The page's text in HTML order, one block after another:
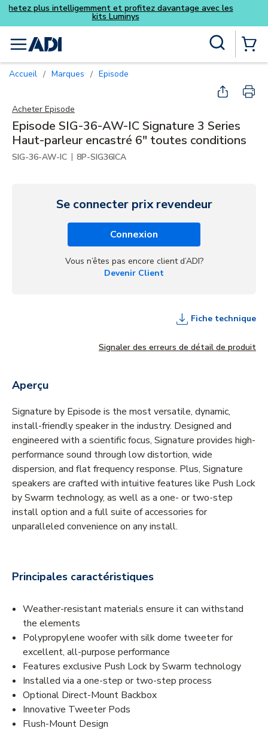
Skip to main content
Achetez plus intelligemment et
menu
Accueil / Marques / Episode
Acheter Episode
Episode SIG-36-AW-IC Signature 3 Series
Haut-parleur encastré 6" toutes conditions
SIG-36-AW-IC | 8P-SIG36ICA
Se connecter prix revendeur
Connexion
Vous n’êtes pas encore client d’ADI?
Devenir Client
Fiche technique
Signaler des erreurs de détail de produit
Aperçu
Signature by Episode is the most versatile, dynamic,
install-friendly speaker in the industry. Designed and
engineered with a scientific focus, Signature provides high-
performance sound through low distortion, wide
dispersion, and flat frequency response. Plus, Signature
speakers are crafted with intuitive features like Push Lock
by Swarm technology, as well as a one- or two-step
install option and a full suite of accessories for
unparalleled convenience on any install.
Principales caractéristiques
Weather-resistant materials ensure it can withstand
the elements
Polypropylene woofer with silk dome tweeter for
excellent, all-purpose performance
Features exclusive Push Lock by Swarm technology
Installed via a one-step or two-step process
Optional Direct-Mount Backbox
Innovative Tweeter Pods
Flush-Mount Design